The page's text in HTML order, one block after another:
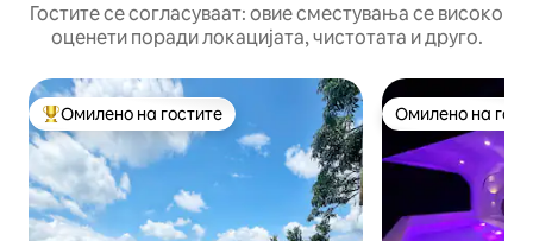
Гостите се согласуваат: овие сместувања се високо
оценети поради локацијата, чистотата и друго.
Меѓу најуспешните „Омилени на гостите“
Омилено на гостите Омилено на
Омилено на